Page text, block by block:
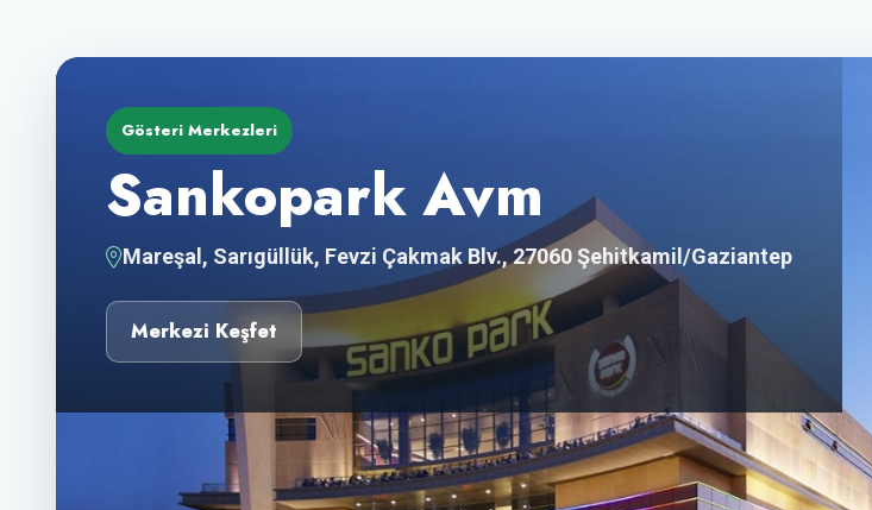
Gösteri Merkezleri
Sankopark Avm
Mareşal, Sarıgüllük, Fevzi Çakmak Blv., 27060 Şehitkamil/Gaziantep
Merkezi Keşfet